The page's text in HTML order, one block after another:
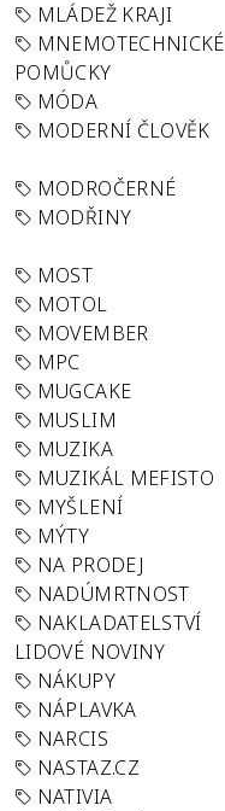
MLÁDEŽ KRAJI
MNEMOTECHNICKÉ
POMŮCKY
MÓDA
MODERNÍ ČLOVĚK
MODROČERNÉ
MODŘINY
MOST
MOTOL
MOVEMBER
MPC
MUGCAKE
MUSLIM
MUZIKA
MUZIKÁL MEFISTO
MYŠLENÍ
MÝTY
NA PRODEJ
NADÚMRTNOST
NAKLADATELSTVÍ
LIDOVÉ NOVINY
NÁKUPY
NÁPLAVKA
NARCIS
NASTAZ.CZ
NATIVIA